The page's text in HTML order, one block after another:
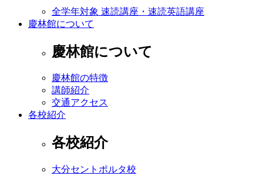
全学年対象 速読講座・速読英語講座
慶林館について
慶林館について
慶林館の特徴
講師紹介
交通アクセス
各校紹介
各校紹介
大分セントポルタ校